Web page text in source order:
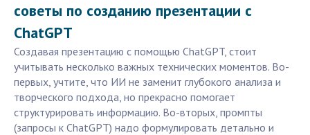
советы по созданию презентации с
ChatGPT
Создавая презентацию с помощью ChatGPT, стоит
учитывать несколько важных технических моментов. Во-
первых, учтите, что ИИ не заменит глубокого анализа и
творческого подхода, но прекрасно помогает
структурировать информацию. Во-вторых, промпты
(запросы к ChatGPT) надо формулировать детально и